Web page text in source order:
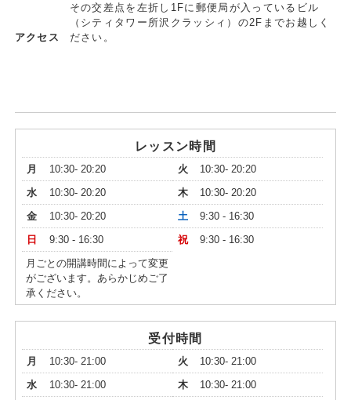
アクセス
その交差点を左折し1Fに郵便局が入っているビル
（シティタワー所沢クラッシィ）の2Fまでお越しく
ださい。
レッスン時間
月 10:30- 20:20 火
10:30- 20:20
水
10:30- 20:20 木
10:30- 20:20
金
10:30- 20:20 土
9:30 - 16:30
日
9:30 - 16:30 祝
9:30 - 16:30
月ごとの開講時間によって変更
がございます。あらかじめご了
承ください。
受付時間
月 10:30- 21:00 火
10:30- 21:00
水
10:30- 21:00 木 10:30- 21:00